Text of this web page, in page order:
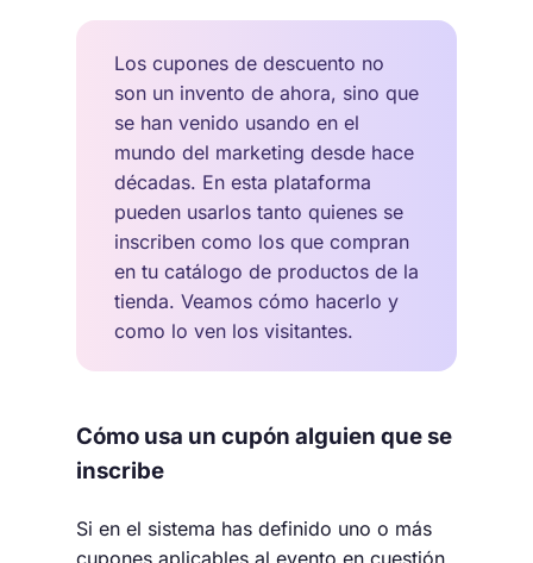
Los cupones de descuento no
son un invento de ahora, sino que
se han venido usando en el
mundo del marketing desde hace
décadas. En esta plataforma
pueden usarlos tanto quienes se
inscriben como los que compran
en tu catálogo de productos de la
tienda. Veamos cómo hacerlo y
como lo ven los visitantes.
Cómo usa un cupón alguien que se
inscribe
Si en el sistema has definido uno o más